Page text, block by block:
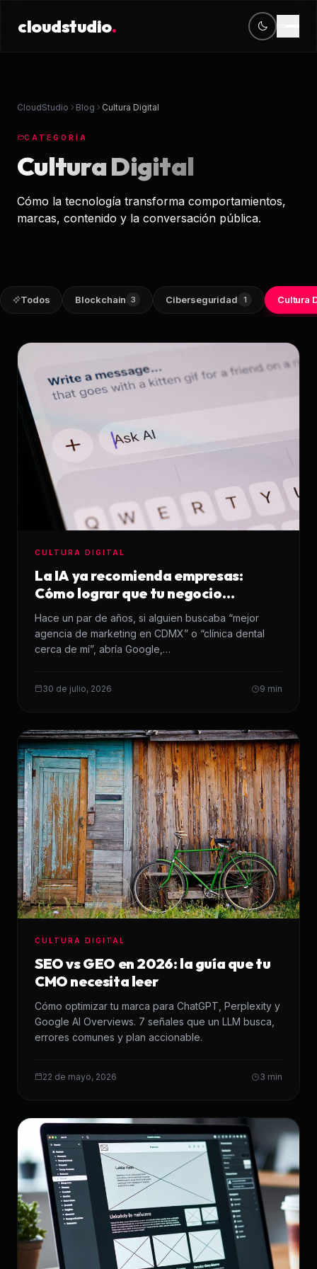
cloudstudio.
Software & Apps
Mantenimiento
Infraestructura
Análisis de Datos
CloudStudio
Blog Cultura Digital
CATEGORÍA
Cultura Digital
Cómo la tecnología transforma comportamientos,
marcas, contenido y la conversación pública.
Todos Blockchain 3 Ciberseguridad 1 Cultura
CULTURA DIGITAL
La IA ya recomienda empresas:
Cómo lograr que tu negocio
aparezca en sus respuestas
Hace un par de años, si alguien buscaba “mejor
agencia de marketing en CDMX” o “clínica dental
cerca de mí”, abría Google,…
30 de julio, 2026 9 min
CULTURA DIGITAL
SEO vs GEO en 2026: la guía que tu
CMO necesita leer
Cómo optimizar tu marca para ChatGPT, Perplexity y
Google AI Overviews. 7 señales que un LLM busca,
errores comunes y plan accionable.
22 de mayo, 2026 3 min